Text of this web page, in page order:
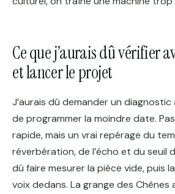
Ce que j’aurais dû vérifier
et lancer le projet
J’aurais dû demander un
de programmer la moindre date.
rapide, mais un vrai repérage du
réverbération, de l’écho et du seuil
dû faire mesurer la pièce vide, puis
voix dedans. La grange des Chênes